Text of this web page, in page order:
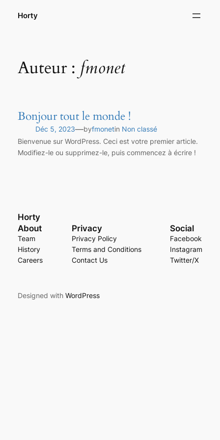
Horty
Auteur : fmonet
Bonjour tout le monde !
Déc 5, 2023—byfmonetin Non classé
Bienvenue sur WordPress. Ceci est votre premier article.
Modifiez-le ou supprimez-le, puis commencez à écrire !
Horty
About
Team
History
Careers
Privacy
Privacy Policy
Terms and Conditions
Contact Us
Social
Facebook
Instagram
Twitter/X
Designed with WordPress